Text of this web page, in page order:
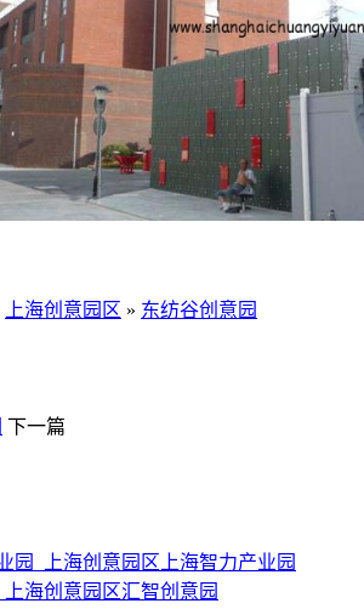
上海创意园区 » 东纺谷创意园
下一篇
上海智力产业园
汇智创意园